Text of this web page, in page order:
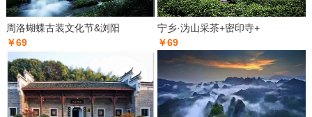
周洛蝴蝶古装文化节&浏阳
￥69
宁乡·沩山采茶+密印寺+
￥69